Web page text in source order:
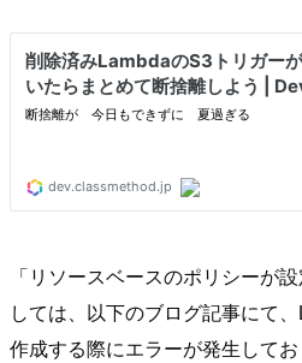
「リソースベースのポリシーが
しては、以下のブログ記事にて
作成する際にエラーが発生して